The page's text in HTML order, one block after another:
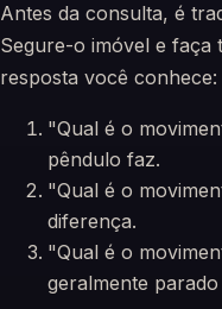
Antes da consulta, é
Segure-o imóvel e
resposta você conhece:
"Qual é o
pêndulo faz.
"Qual é o
diferença.
"Qual é o
geralmente